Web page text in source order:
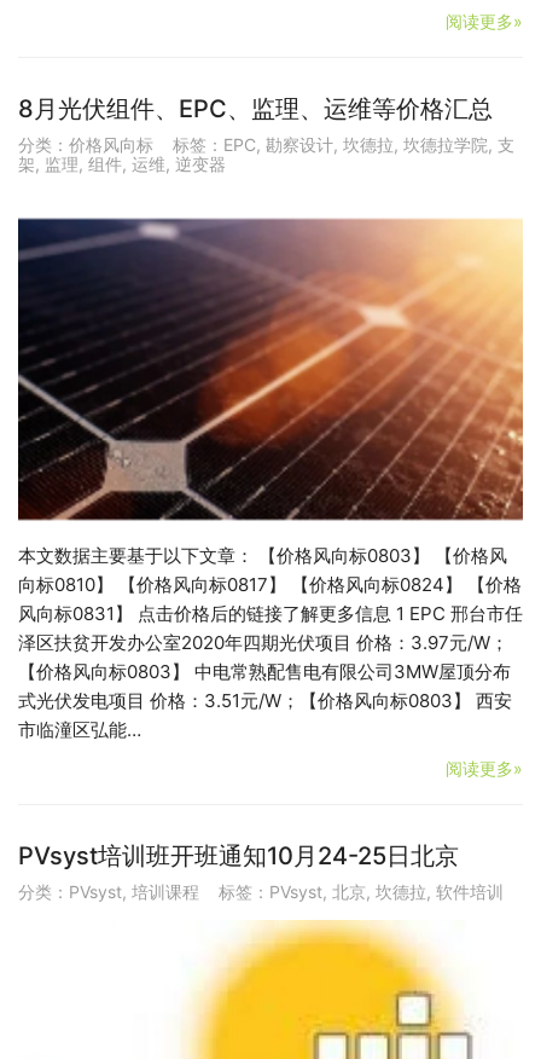
阅读更多»
8月光伏组件、EPC、监理、运维等价格汇总
分类： 价格风向标 标签： EPC, 勘察设计, 坎德拉, 坎德拉学院, 支
架, 监理, 组件, 运维, 逆变器
本文数据主要基于以下文章： 【价格风向标0803】 【价格风
向标0810】 【价格风向标0817】 【价格风向标0824】 【价格
风向标0831】 点击价格后的链接了解更多信息 1 EPC 邢台市任
泽区扶贫开发办公室2020年四期光伏项目 价格：3.97元/W；
【价格风向标0803】 中电常熟配售电有限公司3MW屋顶分布
式光伏发电项目 价格：3.51元/W；【价格风向标0803】 西安
市临潼区弘能…
阅读更多»
PVsyst培训班开班通知10月24-25日北京
分类： PVsyst, 培训课程 标签： PVsyst, 北京, 坎德拉, 软件培训